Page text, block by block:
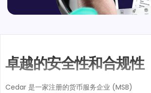
卓越的安全性和合规性
Cedar 是一家注册的货币服务企业 (MSB)